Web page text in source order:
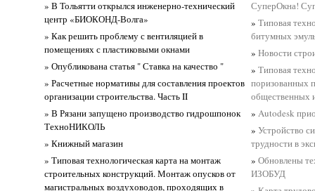
» В Тольятти открылся инженерно-технический
центр «БИОКОНД-Волга»
» Как решить проблему с вентиляцией в
помещениях с пластиковыми окнами
» Опубликована статья " Ставка на качество "
» Расчетные нормативы для составления проектов
организации строительства. Часть II
» В Рязани запущено производство гидрошпонок
ТехноНИКОЛЬ
» Книжный магазин
» Типовая технологическая карта на монтаж
строительных конструкций. Монтаж опусков от
магистральных воздуховодов, проходящих в
СуперОкна!
»Типовая
битумных
»Новости
»Типовая
поризованных
общественных
»Autodesk
»Устройство
трудности в
»Обновлены
ИЗОБУД